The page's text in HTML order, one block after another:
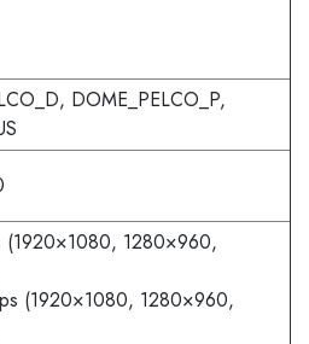
DOME_PELCO_P,
(1920×1080, 1280×960,
(1920×1080, 1280×960,